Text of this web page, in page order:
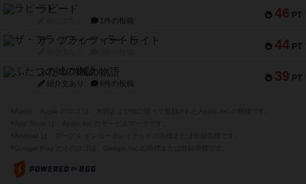
46 PT
ラピード
1件の投稿
44 PT
ザ・フラッフィー・ライト
39 PT
ふたつの城の物語
紹介文あり 6件の投稿